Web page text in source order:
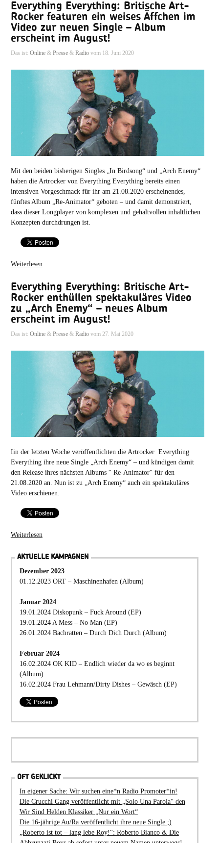
Everything Everything: Britische Art-
Rocker featuren ein weises Äffchen im
Video zur neuen Single – Album
erscheint im August!
Das ist: Online& Presse& Radiovom 18. Juni 2020
Mit den beiden bisherigen Singles „In Birdsong“ und „Arch Enemy“
haben die Artrocker von Everything Everything bereits einen
intensiven Vorgeschmack für ihr am 21.08.2020 erscheinendes,
fünftes Album „Re-Animator“ geboten – und damit demonstriert,
dass dieser Longplayer von komplexen und gehaltvollen inhaltlichen
Konzepten durchdrungen ist.
Weiterlesen
Everything Everything: Britische Art-
Rocker enthüllen spektakuläres Video
zu „Arch Enemy“ – neues Album
erscheint im August!
Das ist: Online& Presse& Radiovom 27. Mai 2020
Iin der letzten Woche veröffentlichten die Artrocker Everything
Everything ihre neue Single „Arch Enemy“ – und kündigen damit
den Release ihres nächsten Albums “ Re-Animator“ für den
21.08.2020 an. Nun ist zu „Arch Enemy“ auch ein spektakuläres
Video erschienen.
Weiterlesen
AKTUELLE KAMPAGNEN
Dezember 2023
01.12.2023 ORT – Maschinenhafen (Album)
Januar 2024
19.01.2024 Diskopunk – Fuck Around (EP)
19.01.2024 A Mess – No Man (EP)
26.01.2024 Bachratten – Durch Dich Durch (Album)
Februar 2024
16.02.2024 OK KID – Endlich wieder da wo es beginnt
(Album)
16.02.2024 Frau Lehmann/Dirty Dishes – Gewäsch (EP)
OFT GEKLICKT
In eigener Sache: Wir suchen eine*n Radio Promoter*in!
Die Crucchi Gang veröffentlicht mit „Solo Una Parola“ den
Wir Sind Helden Klassiker „Nur ein Wort“
Die 16-jährige Au/Ra veröffentlicht ihre neue Single ;)
„Roberto ist tot – lang lebe Roy!“: Roberto Bianco & Die